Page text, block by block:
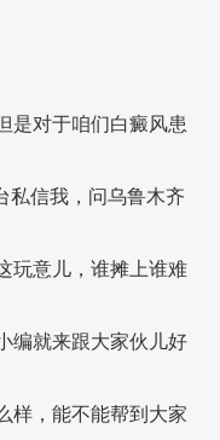
是对于咱们白癜风患
私信我，问乌鲁木齐
玩意儿，谁摊上谁难
编就来跟大家伙儿好
样，能不能帮到大家